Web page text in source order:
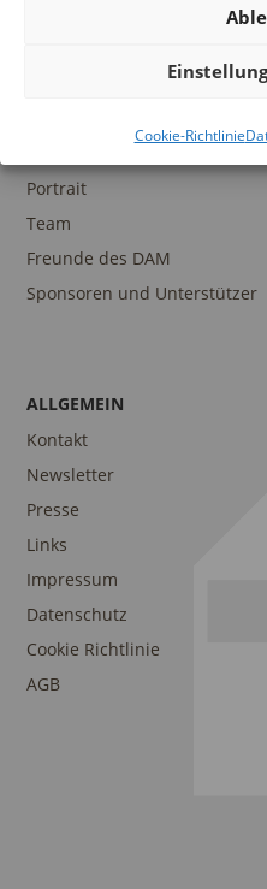
Cookie-Richtlinie
Portrait
Team
Freunde des DAM
Sponsoren und Unterstützer
ALLGEMEIN
Kontakt
Newsletter
Presse
Links
Impressum
Datenschutz
Cookie Richtlinie
AGB